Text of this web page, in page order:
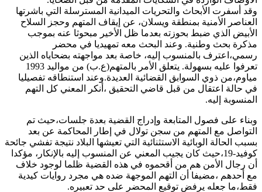
وقد أسفرت الأبحاث والتحريات الميدانية المسترسلة التي باشرتها
العناصر الأمنية بمنطقة ويسلان، عن إيقاف المتهم وحجز السلاح
الأبيض الذي ضبط بحوزته بعدما ظل الأخير مبحوثا عنه بموجب
مذكرة بحث وطنية. وعند البحث معه تمهيديا في محضر
رسمي،اعترف بالمنسوب إليه، خاصة بعد مواجهته بضحاياه الذين
تعرفوا عليه بسهولة. يتعلق الأمر بالمتهم(ع.ب) من مواليد 1993
مياوم،من ذوي السوابق القضائية العديدة.وعند استنطاقه تفصيليا
في حالة اعتقال من قبل قاضي التحقيق ،أنكر المعني كل التهم
المنسوبة إليه.
وبناء على فصول المتابعة وإدراج القضية بعدة جلسات،حيث تم
التواصل مع المتهم من سجن تولال في إطار المحاكمة عن بعد
بسبب الحالة الوبائية الاستثنائية التي تعيشها البلاد نتيجة تفشي جائحة
كوفيد-19،حيث كان يجيب المعني عن المنسوب إليه بالإنكار، مؤكدا
أن رجال الأمن هم من أقحموه في هذه القضية ظلما لوجود خلاف
مع أحدهم ،مضيفا أن التهم الموجهة ضده هي مجرد روايات كيدية
فقط،ما جعله يرفض توقيع المحضر على حد تعبيره.